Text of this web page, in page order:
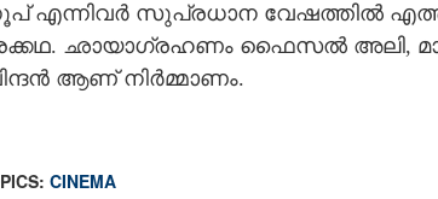
​എ​ന്നി​വ​ർ​ ​സു​പ്ര​ധാ​ന​ ​വേ​ഷ​ത്തി​ൽ​
​ഛാ​യാ​ഗ്ര​ഹ​ണം​ ​ഫൈ​സ​ൽ​ ​അ​ലി,​
​ആ​ണ് ​നി​ർ​മ്മാ​ണം.
CINEMA